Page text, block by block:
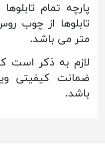
پارچه تمام
متر می باشد.
ضمانت کیفیتی
باشد.